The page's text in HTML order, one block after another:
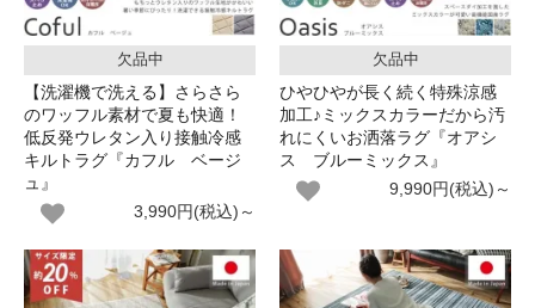
欠品中
【洗濯機で洗える】さらさら
のワッフル素材で夏も快適！
低反発ウレタン入り接触冷感
キルトラグ『カフル ベージ
ュ』
3,990円(税込)～
欠品中
ひやひやが長く続く特殊涼感
加工♪ミックスカラーだから汚
れにくいお洒落ラグ『オアシ
ス ブルーミックス』
9,990円(税込)～